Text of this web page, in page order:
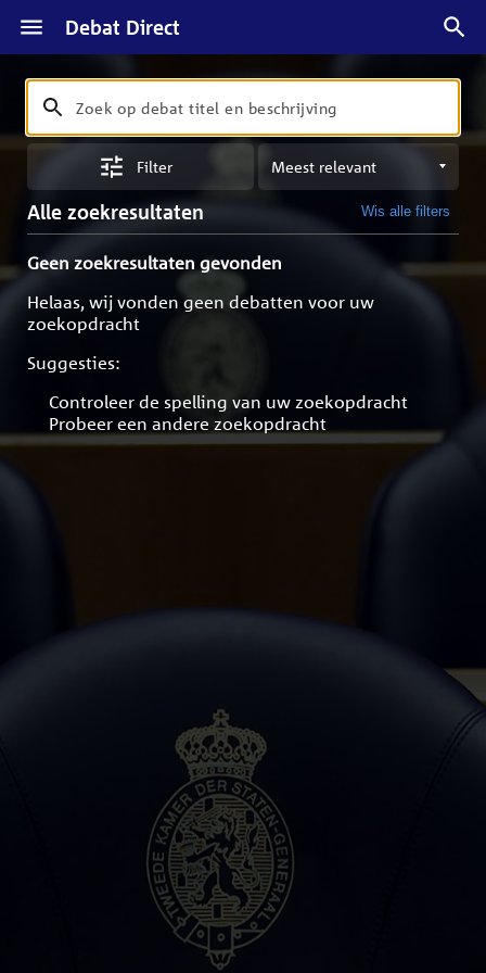
Debat Direct
Zoeken
Zoek
op
en
beschrijving
Filter
Sorteren
op
meest
Alle zoekresultaten Wis alle filters
Geen zoekresultaten gevonden
Helaas, wij vonden geen debatten voor uw
zoekopdracht
Suggesties:
Controleer de spelling van uw zoekopdracht
Probeer een andere zoekopdracht